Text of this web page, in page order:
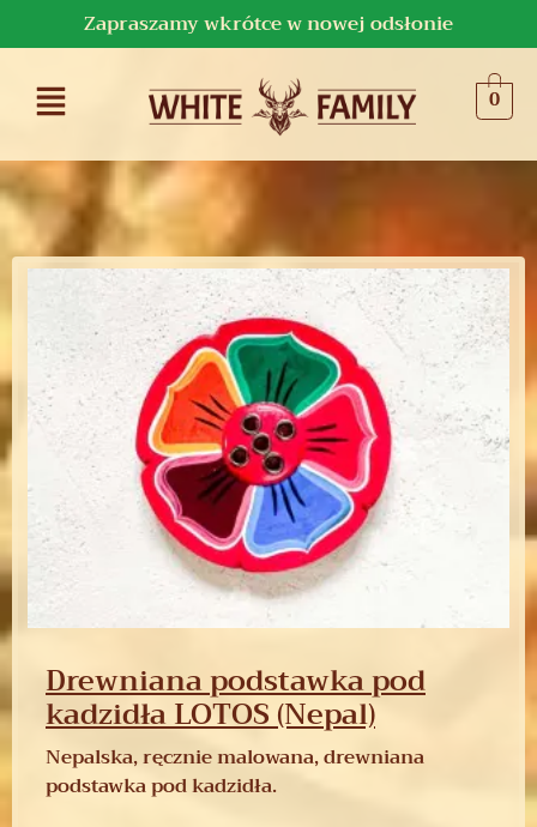
Zapraszamy wkrótce w nowej odsłonie
0
Drewniana podstawka pod
kadzidła LOTOS (Nepal)
Nepalska, ręcznie malowana, drewniana
podstawka pod kadzidła.